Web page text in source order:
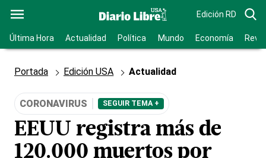
Edición RD
Última Hora Actualidad Política Mundo Economía
Portada Edición USA Actualidad
CORONAVIRUS SEGUIR TEMA +
EEUU registra más de
120.000 muertos por